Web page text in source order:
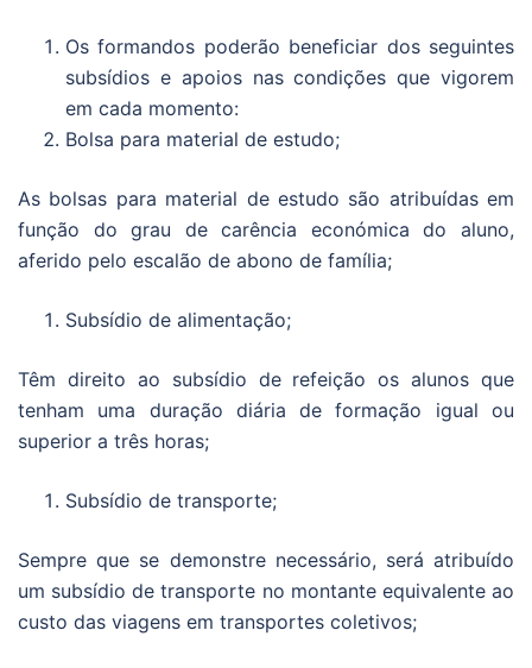
Os formandos poderão beneficiar dos seguintes
subsídios e apoios nas condições que vigorem
em cada momento:
Bolsa para material de estudo;
As bolsas para material de estudo são atribuídas em
função do grau de carência económica do aluno,
aferido pelo escalão de abono de família;
Subsídio de alimentação;
Têm direito ao subsídio de refeição os alunos que
tenham uma duração diária de formação igual ou
superior a três horas;
Subsídio de transporte;
Sempre que se demonstre necessário, será atribuído
um subsídio de transporte no montante equivalente ao
custo das viagens em transportes coletivos;